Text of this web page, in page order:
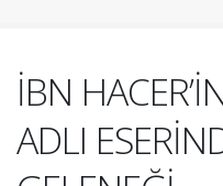
İBN
ADLI